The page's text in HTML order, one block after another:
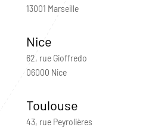
13001 Marseille
Nice
62, rue Gioffredo
06000 Nice
Toulouse
43, rue Peyrolières